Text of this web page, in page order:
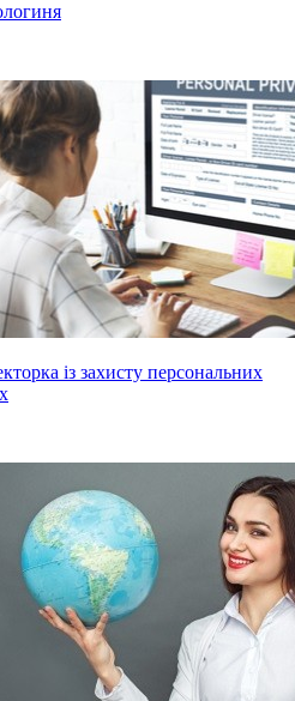
із захисту персональних